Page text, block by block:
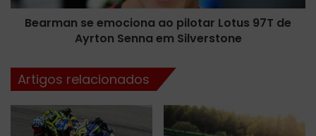
m
i
e
c
Bearman se emociona ao pilotar Lotus 97T de
Ayrton Senna em Silverstone
Artigos relacionados